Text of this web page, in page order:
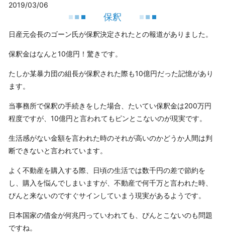
2019/03/06
保釈
日産元会長のゴーン氏が保釈決定されたとの報道がありました。
保釈金はなんと10億円！驚きです。
たしか某暴力団の組長が保釈された際も10億円だった記憶があり
ます。
当事務所で保釈の手続きをした場合、たいてい保釈金は200万円
程度ですが、10億円と言われてもピンとこないのが現実です。
生活感がない金額を言われた時のそれが高いのかどうか人間は判
断できないと言われています。
よく不動産を購入する際、日頃の生活では数千円の差で節約を
し、購入を悩んでしまいますが、不動産で何千万と言われた時、
ぴんと来ないのですぐサインしていまう現実があるようです。
日本国家の借金が何兆円っていわれても、ぴんとこないのも問題
ですね。